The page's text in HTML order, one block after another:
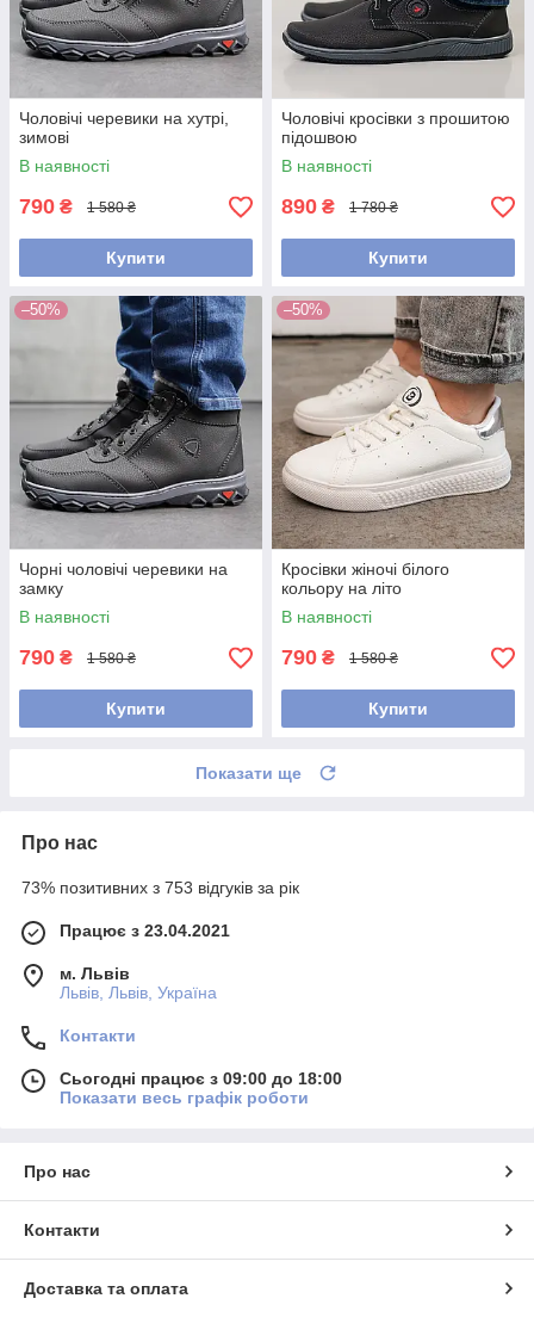
Чоловічі черевики на хутрі,
зимові
В наявності
790 ₴ 1 580 ₴
Купити
Чоловічі кросівки з прошитою
підошвою
В наявності
890 ₴ 1 780 ₴
Купити
–50%
Чорні чоловічі черевики на
замку
В наявності
790 ₴ 1 580 ₴
Купити
–50%
Кросівки жіночі білого
кольору на літо
В наявності
790 ₴ 1 580 ₴
Купити
Показати ще
Про нас
73% позитивних з 753 відгуків за рік
Працює з 23.04.2021
м. Львів
Львів, Львів, Україна
Контакти
Сьогодні працює з 09:00 до 18:00
Показати весь графік роботи
Про нас
Контакти
Доставка та оплата